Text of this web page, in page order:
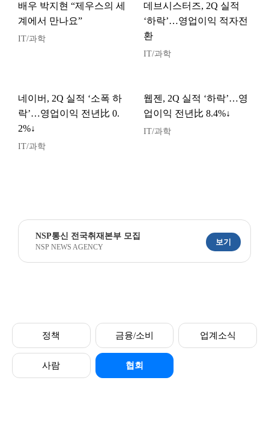
배우 박지현 “제우스의 세
계에서 만나요”
IT/과학
데브시스터즈, 2Q 실적
‘하락’…영업이익 적자전
환
IT/과학
네이버, 2Q 실적 ‘소폭 하
락’…영업이익 전년比 0.
2%↓
IT/과학
웹젠, 2Q 실적 ‘하락’…영
업이익 전년比 8.4%↓
IT/과학
NSP통신 전국취재본부 모집
NSP NEWS AGENCY
보기
정책 금융/소비 업계소식
사람 협회